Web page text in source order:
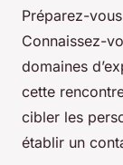
Préparez-
Connaissez-
domaines
cette
cibler les
établir un